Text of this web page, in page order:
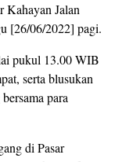
Kahayan Jalan
[26/06/2022] pagi.
pukul 13.00 WIB
serta blusukan
para
di Pasar